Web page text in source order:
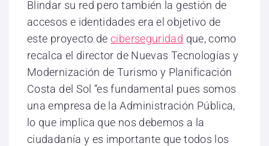
Blindar su red pero también la gestión de
accesos e identidades era el objetivo de
este proyecto deciberseguridad que, como
recalca el director de Nuevas Tecnologías y
Modernización de Turismo y Planificación
Costa del Sol “es fundamental pues somos
una empresa de la Administración Pública,
lo que implica que nos debemos a la
ciudadanía y es importante que todos los